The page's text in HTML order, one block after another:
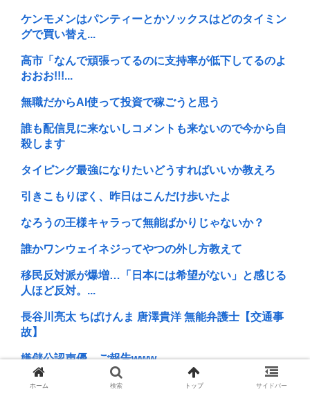
ケンモメンはパンティーとかソックスはどのタイミン
グで買い替え...
高市「なんで頑張ってるのに支持率が低下してるのよ
おおお!!!...
無職だからAI使って投資で稼ごうと思う
誰も配信見に来ないしコメントも来ないので今から自
殺します
タイピング最強になりたいどうすればいいか教えろ
引きこもりぼく、昨日はこんだけ歩いたよ
なろうの王様キャラって無能ばかりじゃないか？
誰かワンウェイネジってやつの外し方教えて
移民反対派が爆増…「日本には希望がない」と感じる
人ほど反対。...
長谷川亮太 ちばけんま 唐澤貴洋 無能弁護士【交通事
故】
嫌儲公認声優、ご報告www
ワイ「ゴリラに勝てる方法を教えて、っと…」
ホーム 検索 トップ サイドバー